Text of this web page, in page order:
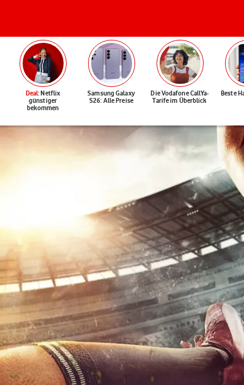
Deal: Netflix
günstiger
bekommen
Samsung Galaxy
S26: Alle Preise
Die Vodafone CallYa-
Tarife im Überblick
Beste